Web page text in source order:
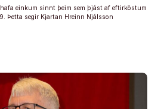
einkum sinnt þeim sem þjást af eftirköstum
Þetta segir Kjartan Hreinn Njálsson